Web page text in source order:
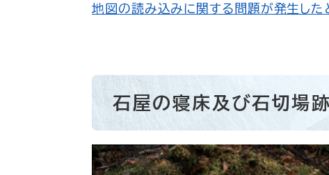
地図の読み込みに関する問題が発生した
石屋の寝床及び石切場跡